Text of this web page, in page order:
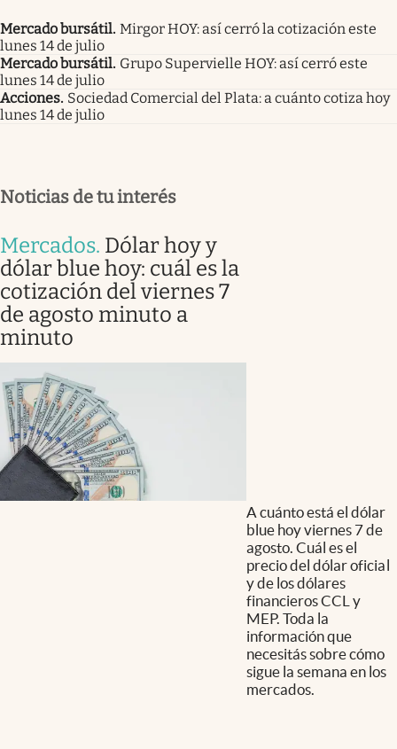
Mercado bursátil. Mirgor HOY: así cerró la cotización este
lunes 14 de julio
Mercado bursátil. Grupo Supervielle HOY: así cerró este
lunes 14 de julio
Acciones. Sociedad Comercial del Plata: a cuánto cotiza hoy
lunes 14 de julio
Noticias de tu interés
Mercados. Dólar hoy y
dólar blue hoy: cuál es la
cotización del viernes 7
de agosto minuto a
minuto
A cuánto está el dólar
blue hoy viernes 7 de
agosto. Cuál es el
precio del dólar oficial
y de los dólares
financieros CCL y
MEP. Toda la
información que
necesitás sobre cómo
sigue la semana en los
mercados.